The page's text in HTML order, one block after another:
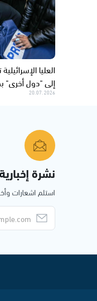
العليا
إلى "دول أخرى"
20.07.2026
نشرة
استلم اشعارات